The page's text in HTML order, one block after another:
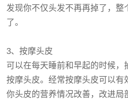
发现你不仅头发不再再掉了，整
了。
3、按摩头皮
可以在每天睡前和早起的时候，
按摩头皮。经常按摩头皮可以有
你头皮的营养情况改善，改进局